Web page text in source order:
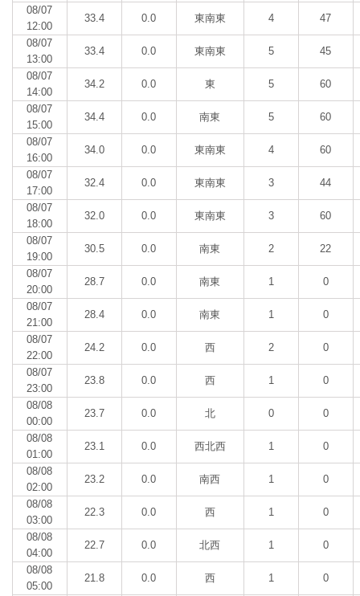
08/07
12:00
33.4 0.0 東南東 4 47
08/07
13:00
33.4 0.0 東南東 5 45
08/07
14:00
34.2 0.0 東 5 60
08/07
15:00
34.4 0.0 南東 5 60
08/07
16:00
34.0 0.0 東南東 4 60
08/07
17:00
32.4 0.0 東南東 3 44
08/07
18:00
32.0 0.0 東南東 3 60
08/07
19:00
30.5 0.0 南東 2 22
08/07
20:00
28.7 0.0 南東 1 0
08/07
21:00
28.4 0.0 南東 1 0
08/07
22:00
24.2 0.0 西 2 0
08/07
23:00
23.8 0.0 西 1 0
08/08
00:00
23.7 0.0 北 0 0
08/08
01:00
23.1 0.0 西北西 1 0
08/08
02:00
23.2 0.0 南西 1 0
08/08
03:00
22.3 0.0 西 1 0
08/08
04:00
22.7 0.0 北西 1 0
08/08
05:00
21.8 0.0 西 1 0